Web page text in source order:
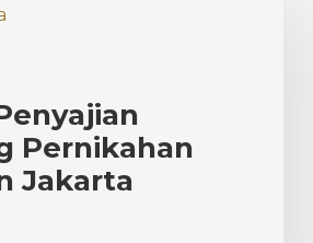
Pernikahan
Jakarta